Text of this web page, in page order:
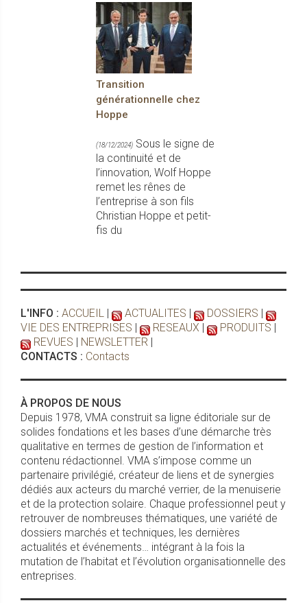
Transition
générationnelle chez
Hoppe
(18/12/2024) Sous le signe de
la continuité et de
l’innovation, Wolf Hoppe
remet les rênes de
l’entreprise à son fils
Christian Hoppe et petit-
fis du
L'INFO : ACCUEIL ACTUALITES DOSSIERS
VIE DES ENTREPRISES
RESEAUX PRODUITS
REVUES
NEWSLETTER
CONTACTS : Contacts
À PROPOS DE NOUS
Depuis 1978, VMA construit sa ligne éditoriale sur de
solides fondations et les bases d’une démarche très
qualitative en termes de gestion de l’information et
contenu rédactionnel. VMA s’impose comme un
partenaire privilégié, créateur de liens et de synergies
dédiés aux acteurs du marché verrier, de la menuiserie
et de la protection solaire. Chaque professionnel peut y
retrouver de nombreuses thématiques, une variété de
dossiers marchés et techniques, les dernières
actualités et événements… intégrant à la fois la
mutation de l’habitat et l’évolution organisationnelle des
entreprises.